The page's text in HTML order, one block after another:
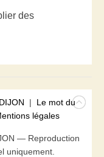
des
| Le mot du
légales
— Reproduction
uniquement.